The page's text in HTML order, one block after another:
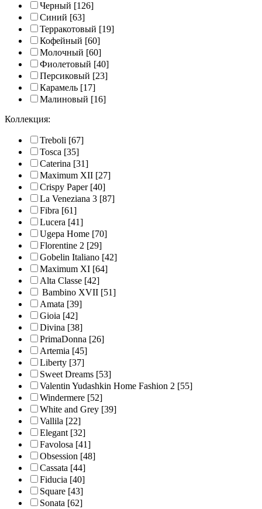
Черный [126]
Синий [63]
Терракотовый [19]
Кофейный [60]
Молочный [60]
Фиолетовый [40]
Персиковый [23]
Карамель [17]
Малиновый [16]
Коллекция:
Treboli [67]
Tosca [35]
Caterina [31]
Maximum XII [27]
Crispy Paper [40]
La Veneziana 3 [87]
Fibra [61]
Lucera [41]
Ugepa Home [70]
Florentine 2 [29]
Gobelin Italiano [42]
Maximum XI [64]
Alta Classe [42]
Bambino XVII [51]
Amata [39]
Gioia [42]
Divina [38]
PrimaDonna [26]
Artemia [45]
Liberty [37]
Sweet Dreams [53]
Valentin Yudashkin Home Fashion 2 [55]
Windermere [52]
White and Grey [39]
Vallila [22]
Elegant [32]
Favolosa [41]
Obsession [48]
Cassata [44]
Fiducia [40]
Square [43]
Sonata [62]